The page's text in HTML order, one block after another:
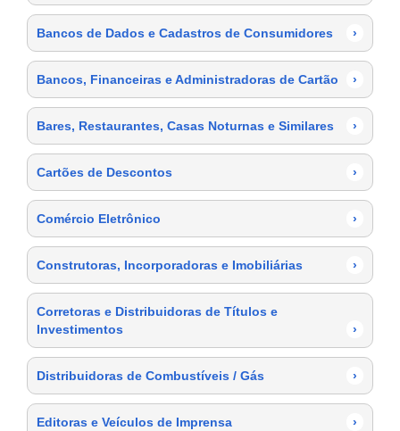
Bancos de Dados e Cadastros de Consumidores ›
Bancos, Financeiras e Administradoras de Cartão ›
Bares, Restaurantes, Casas Noturnas e Similares ›
Cartões de Descontos ›
Comércio Eletrônico ›
Construtoras, Incorporadoras e Imobiliárias ›
Corretoras e Distribuidoras de Títulos e
Investimentos
›
Distribuidoras de Combustíveis / Gás ›
Editoras e Veículos de Imprensa ›